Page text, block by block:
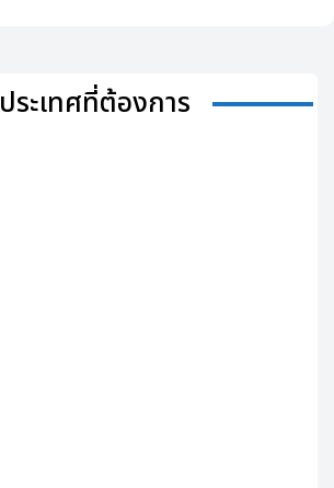
ประเทศที่ต้องการ